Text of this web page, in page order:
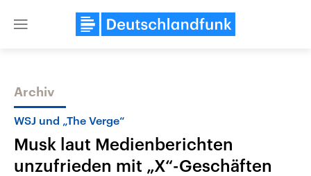
Close
Themen
Archiv
WSJ und „The Verge“
Musk laut Medienberichten
unzufrieden mit „X“-Geschäften